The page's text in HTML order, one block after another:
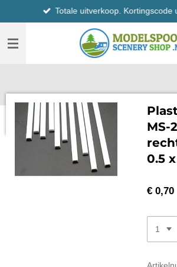
direct
naar
hoofdinhoud
Totale uitverkoop. Kortingscode
MS-
0.5
€ 0,70